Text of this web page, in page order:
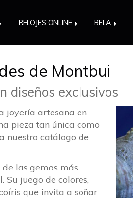
RELOJES ONLINE BELA
de Montbui
diseños exclusivos
joyería artesana en
pieza tan única como
nuestro catálogo de
las gemas más
Su juego de colores,
que invita a soñar